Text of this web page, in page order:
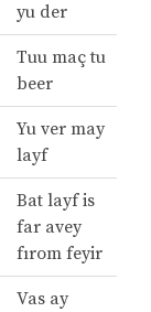
yu der
Tuu maç tu
beer
Yu ver may
layf
Bat layf is
far avey
fırom feyir
Vas ay